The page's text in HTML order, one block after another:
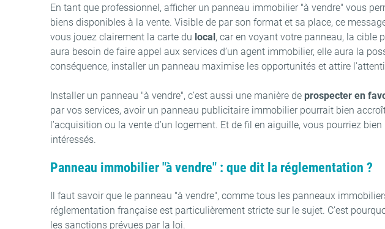
En tant que professionnel, afficher un panneau immobilier "à vendre" vous
biens disponibles à la vente. Visible de par son format et sa place, ce
vous jouez clairement la carte du local, car en voyant votre panneau, la cible
aura besoin de faire appel aux services d’un agent immobilier, elle aura la
conséquence, installer un panneau maximise les opportunités et attire
Installer un panneau "à vendre", c’est aussi une manière de prospecter en
par vos services, avoir un panneau publicitaire immobilier pourrait bien
l’acquisition ou la vente d’un logement. Et de fil en aiguille, vous pourriez
intéressés.
Panneau immobilier "à vendre" : que dit la réglementation ?
Il faut savoir que le panneau "à vendre", comme tous les panneaux
réglementation française est particulièrement stricte sur le sujet. C’est
les sanctions prévues par la loi.